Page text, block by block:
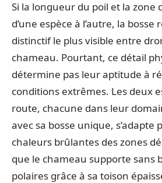
Si la longueur du poil et la zone
d’une espèce à l’autre, la bosse
distinctif le plus visible entre
chameau. Pourtant, ce détail
détermine pas leur aptitude à
conditions extrêmes. Les deux
route, chacune dans leur
avec sa bosse unique,
chaleurs brûlantes des zones
que le chameau supporte sans
polaires grâce à sa toison